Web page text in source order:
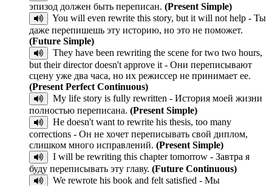
эпизод должен быть переписан. (Present Simple)
You will even rewrite this story, but it will not help - Ты
даже перепишешь эту историю, но это не поможет.
(Future Simple)
They have been rewriting the scene for two two hours,
but their director doesn't approve it - Они переписывают
сцену уже два часа, но их режиссер не принимает ее.
(Present Perfect Continuous)
My life story is fully rewritten - История моей жизни
полностью переписана. (Present Simple)
He doesn't want to rewrite his thesis, too many
corrections - Он не хочет переписывать свой диплом,
слишком много исправлений. (Present Simple)
I will be rewriting this chapter tomorrow - Завтра я
буду переписывать эту главу. (Future Continuous)
We rewrote his book and felt satisfied - Мы